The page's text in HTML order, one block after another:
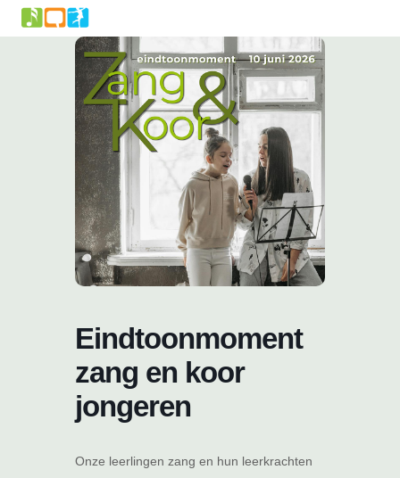
Skip
to
Eindtoonmoment
zang en koor
jongeren
Onze leerlingen zang en hun leerkrachten